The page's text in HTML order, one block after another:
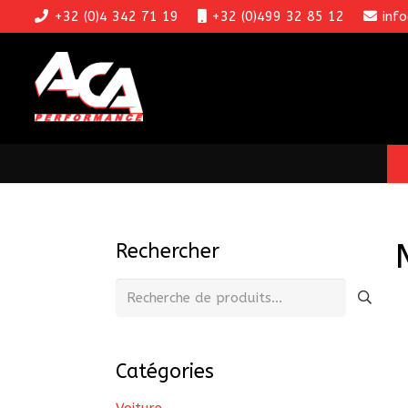
+32 (0)4 342 71 19 +32 (0)499 32 85 12
Rechercher
Recherche
Catégories